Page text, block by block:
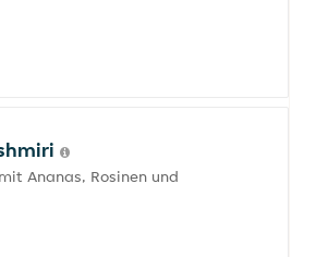
Ananas, Rosinen und